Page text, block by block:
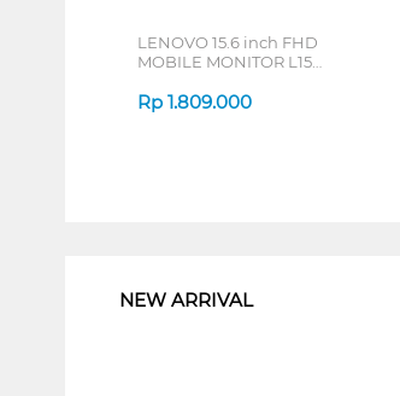
LENOVO 15.6 inch FHD
MOBILE MONITOR L15
Rp 1.809.000
NEW ARRIVAL